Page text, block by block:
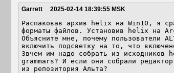
Garrett 2025-02-14 18:39:55 MSK
Распаковав архив helix на Win10, я
форматы файлов. Установив helix на
Объясните мне, почему пользователи
включить подсветку на то, что
Звчем им надо собрать из исходников
grammars? И если они собрали
из репозитория Альта?